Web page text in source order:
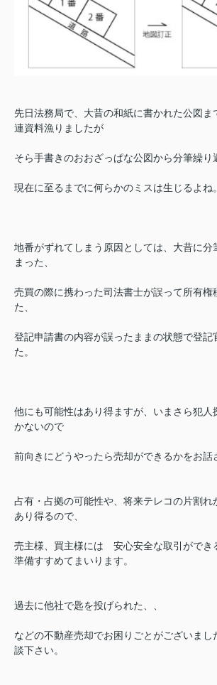
先日法務局で、大昔の和紙に書かれた公図ま
連資料漁りましたが
そら手書きのおおざっぱな公図から分筆繰り
現在に至るまでに何らかのミスは生じるよね
地番がずれてしまう原因としては、大昔に分
まった、
売買の際に携わった司法書士が誤って所有権
た、
登記申請書の内容が誤ったままの状態で登記
た。
他にも可能性はあり得ますが、いまさら犯人
かないので
前向きにどうやったら売却ができるかをお話
占有・占拠の可能性や、将来テレコの片割れ
あり得るので、
売主様、買主様には 安心安全な取引ができ
準備すすめてまいります。
過去に他社で匙を投げられた、、
などの不動産売却でお困りごとがございまし
談下さい。